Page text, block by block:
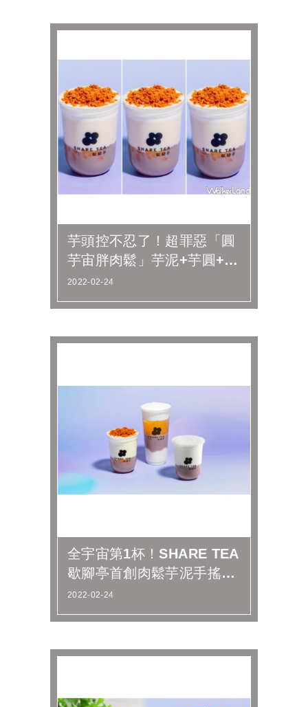
芋頭控不忍了！超罪惡「圓
芋宙胖肉鬆」芋泥+芋圓+肉
鬆手搖飲攻陷芋頭控，
SHARE...
2022-02-24
全宇宙第1杯！SHARE TEA
歇腳亭首創肉鬆芋泥手搖飲
震撼全民味覺神經
2022-02-24